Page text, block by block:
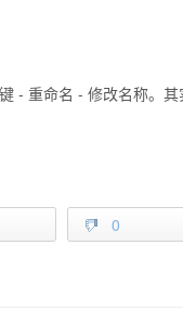
重命名 - 修改名称。
0